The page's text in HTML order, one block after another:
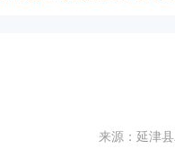
来源：延津